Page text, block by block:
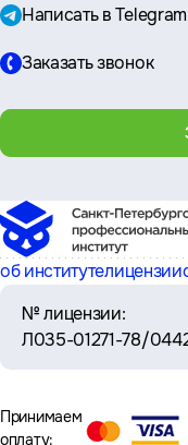
Написать в Telegram
Заказать звонок
об институтелицензии
№ лицензии:
Л035-01271-78/
Принимаем
оплату: